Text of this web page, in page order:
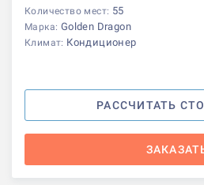
Количество мест: 55
Марка: Golden Dragon
Климат: Кондиционер
РАССЧИТАТЬ